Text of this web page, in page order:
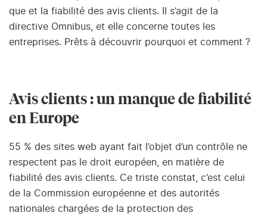
que et la fiabilité des avis clients. Il s’agit de la
directive Omnibus, et elle concerne toutes les
entreprises. Prêts à découvrir pourquoi et comment ?
Avis clients : un manque de fiabilité
en Europe
55 % des sites web ayant fait l’objet d’un contrôle ne
respectent pas le droit européen, en matière de
fiabilité des avis clients. Ce triste constat, c’est celui
de la Commission européenne et des autorités
nationales chargées de la protection des